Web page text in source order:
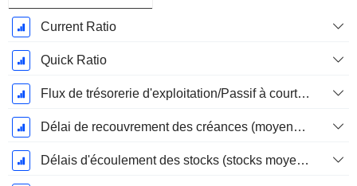
Current Ratio
Quick Ratio
Flux de trésorerie d'exploitation/Passif à court terme
Délai de recouvrement des créances (moyenne des créances)
Délais d'écoulement des stocks (stocks moyens)